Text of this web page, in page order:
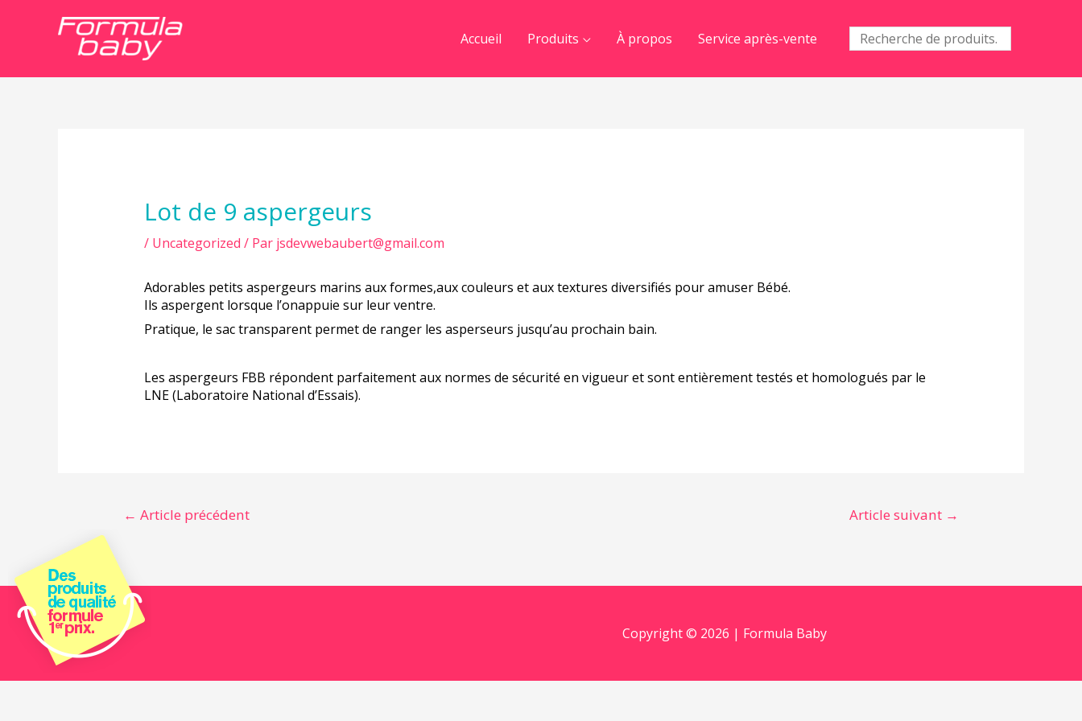
Accueil Produits À propos Service après-vente
Recherche
pour :
Lot de 9 aspergeurs
/ Uncategorized / Par jsdevwebaubert@gmail.com
Adorables petits aspergeurs marins aux formes,aux couleurs et aux textures diversifiés pour amuser Bébé.
Ils aspergent lorsque l’onappuie sur leur ventre.
Pratique, le sac transparent permet de ranger les asperseurs jusqu’au prochain bain.
Les aspergeurs FBB répondent parfaitement aux normes de sécurité en vigueur et sont entièrement testés et homologués par le
LNE (Laboratoire National d’Essais).
← Article précédent Article suivant →
Copyright © 2026 | Formula Baby